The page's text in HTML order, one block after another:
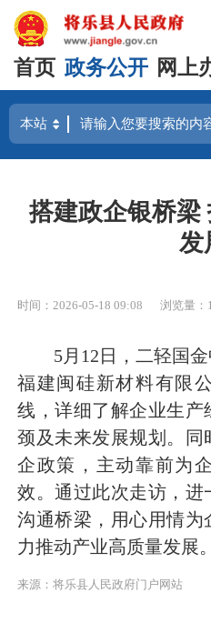
首页 政务公开 网上
搭建政企银桥梁
发
时间：2026-05-18 09:08 浏览量：
5月12日，二轻国金
福建闽硅新材料有限
线，详细了解企业生
颈及未来发展规划。
企政策，主动靠前为
效。通过此次走访，
沟通桥梁，用心用情
力推动产业高质量发展。
来源：将乐县人民政府门户网站